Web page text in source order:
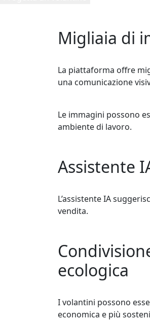
Migliaia di
La piattaforma offre
una comunicazione
Le immagini possono
ambiente di lavoro.
Assistente
L’assistente IA
vendita.
ecologica
I volantini possono
economica e più